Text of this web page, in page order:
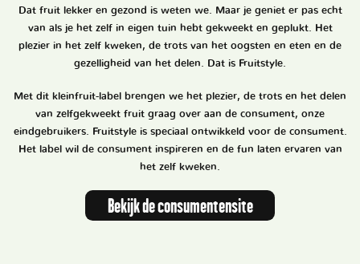
Dat fruit lekker en gezond is weten we. Maar je geniet er pas echt
van als je het zelf in eigen tuin hebt gekweekt en geplukt. Het
plezier in het zelf kweken, de trots van het oogsten en eten en de
gezelligheid van het delen. Dat is Fruitstyle.
Met dit kleinfruit-label brengen we het plezier, de trots en het delen
van zelfgekweekt fruit graag over aan de consument, onze
eindgebruikers. Fruitstyle is speciaal ontwikkeld voor de consument.
Het label wil de consument inspireren en de fun laten ervaren van
het zelf kweken.
Bekijk de consumentensite